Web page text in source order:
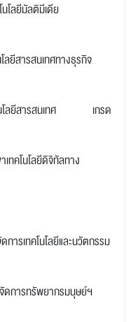
คโนโลยีมัลติมีเดีย
สารสนเทศทางธุรกิจ
โลยีสารสนเทศ เกรด
คโนโลยีดิจิทัลทาง
เทคโนโลยีและนวัตกรรม
การทรัพยากรมนุษย์ฯ